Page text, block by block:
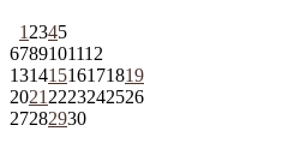
1 2345
6789101112
13141516171819
2021 2223242526
27282930